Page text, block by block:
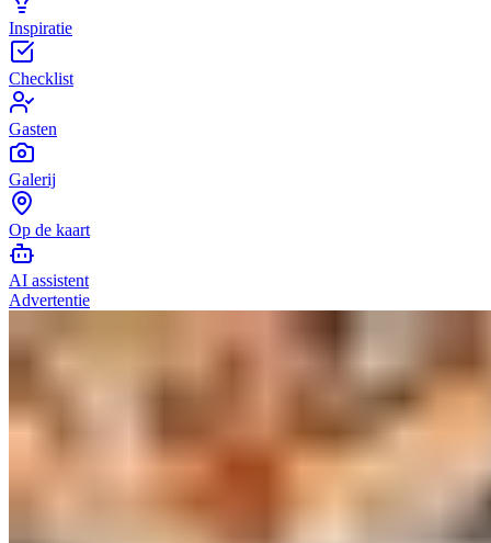
Inspiratie
Checklist
Gasten
Galerij
Op de kaart
AI assistent
Advertentie